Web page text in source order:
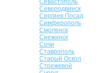
Севастополь
Северодвинск
Сергиев Посад
Симферополь
Смоленск
Снежинск
Сочи
Ставрополь
Старый Оскол
Стрежевой